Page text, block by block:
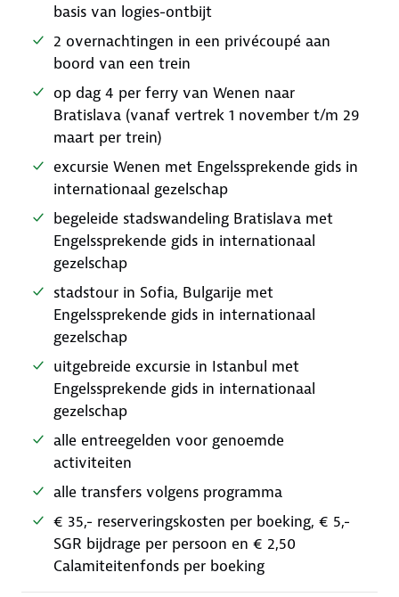
basis van logies-ontbijt
2 overnachtingen in een privécoupé aan
boord van een trein
op dag 4 per ferry van Wenen naar
Bratislava (vanaf vertrek 1 november t/m 29
maart per trein)
excursie Wenen met Engelssprekende gids in
internationaal gezelschap
begeleide stadswandeling Bratislava met
Engelssprekende gids in internationaal
gezelschap
stadstour in Sofia, Bulgarije met
Engelssprekende gids in internationaal
gezelschap
uitgebreide excursie in Istanbul met
Engelssprekende gids in internationaal
gezelschap
alle entreegelden voor genoemde
activiteiten
alle transfers volgens programma
€ 35,- reserveringskosten per boeking, € 5,-
SGR bijdrage per persoon en € 2,50
Calamiteitenfonds per boeking